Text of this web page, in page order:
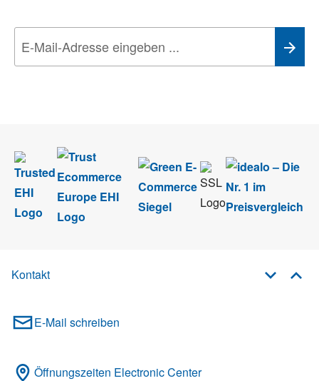
Kontakt
E-Mail schreiben
Öffnungszeiten Electronic Center